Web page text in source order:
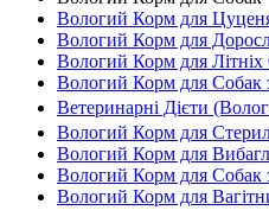
Вологий Корм для
Вологий Корм для
Вологий Корм для Літніх
Вологий Корм для Собак
Ветеринарні Дієти
Вологий Корм для
Вологий Корм для
Вологий Корм для Собак
Вологий Корм для